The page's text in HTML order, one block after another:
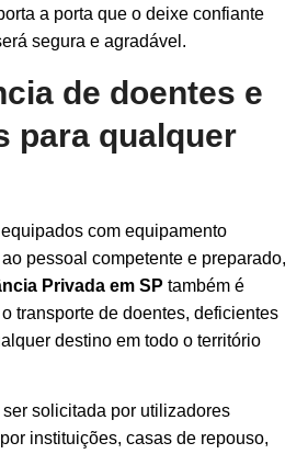
a porta que o deixe confiante
segura e agradável.
de doentes e
para qualquer
com equipamento
pessoal competente e preparado,
Privada em SP também é
transporte de doentes, deficientes
destino em todo o território
solicitada por utilizadores
instituições, casas de repouso,